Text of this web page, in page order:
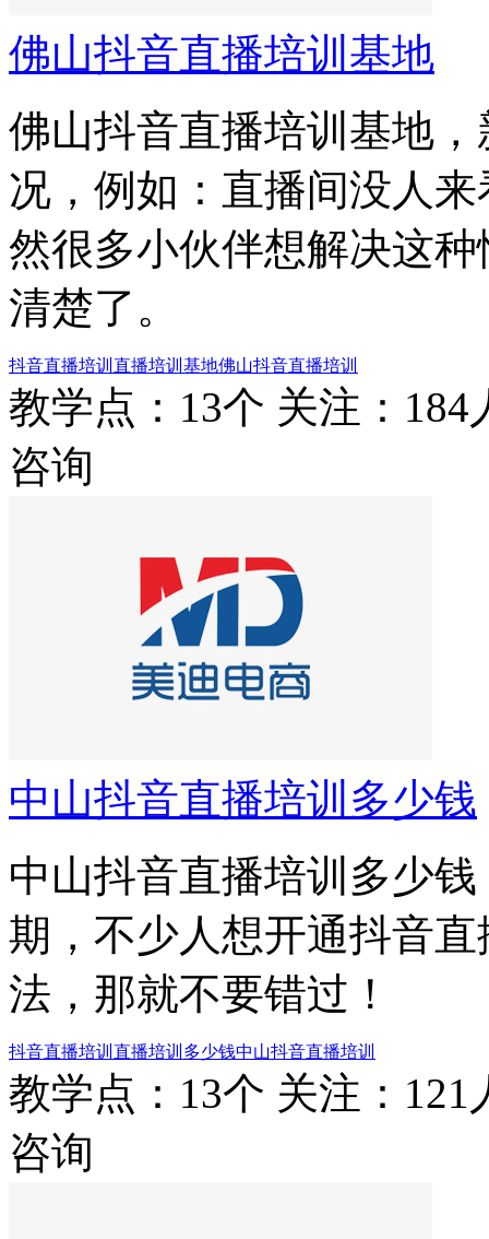
佛山抖音直播培训基地
佛山抖音直播培训基地
况，例如：直播间没人
然很多小伙伴想解决这
清楚了。
抖音直播培训 直播培训基地佛山抖音直播培训
教学点：13个 关注：184
咨询
中山抖音直播培训多少钱
中山抖音直播培训多少
期，不少人想开通抖音
法，那就不要错过！
抖音直播培训 直播培训多少钱中山抖音直播培训
教学点：13个 关注：121
咨询